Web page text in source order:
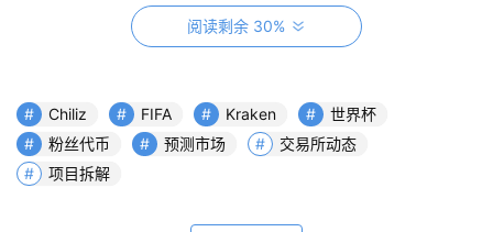
交易所倒闭、监管打击和公众信任侵蚀后，与世界杯决赛关
联的品牌形象向零售用户和机构合作伙伴传递了持久力。
历史先例提醒人们谨慎。2022年卡塔尔世界杯期间的加密
赞助产生了品牌知名度，但并未带来可衡量的、持续的交易
所注册增长。2026年扩军后的赛制以及加密渗透率已经较
阅读剩余 30%
Chiliz FIFA Kraken
世界杯
粉丝代币
预测市场
交易所动态
项目拆解